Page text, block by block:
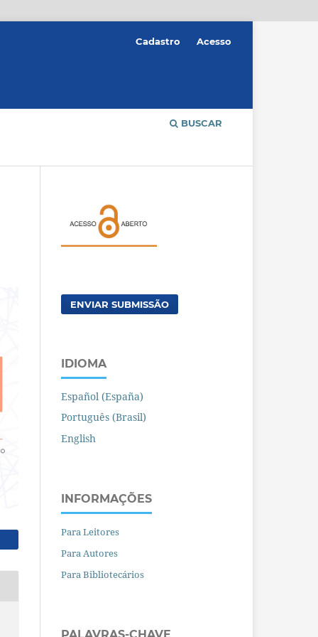
BUSCAR
Cadastro Acesso
ENVIAR SUBMISSÃO
IDIOMA
Español (España)
Português (Brasil)
English
INFORMAÇÕES
Para Leitores
Para Autores
Para Bibliotecários